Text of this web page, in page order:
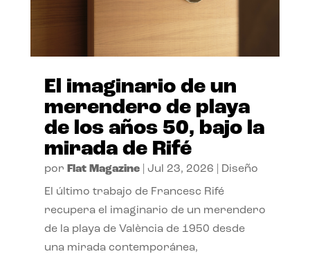
El imaginario de un
merendero de playa
de los años 50, bajo la
mirada de Rifé
por Flat Magazine| Jul 23, 2026 Diseño
El último trabajo de Francesc Rifé
recupera el imaginario de un merendero
de la playa de València de 1950 desde
una mirada contemporánea,